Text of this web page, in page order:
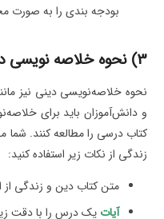
بودجه بندی را به صورت
3) نحوه خلاصه نویسی دینی
نحوه خلاصه‌نویسی دینی نیز
و دانش‌آموزان باید برای
کتاب درسی را مطالعه کنند.
زندگی از نکات زیر استفاده کنید:
متن کتاب دین و زندگی از
آیات یک درس را با دقت